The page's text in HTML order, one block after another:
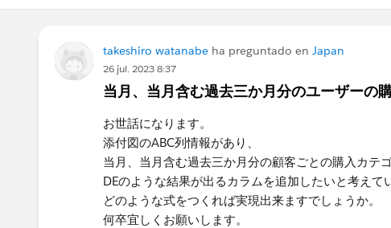
takeshiro watanabe ha preguntado en Japan
26 jul. 2023 8:37
当月、当月含む過去三か月分のユーザーの
お世話になります。
添付図のABC列情報があり、
当月、当月含む過去三か月分の顧客ごとの購入カテ
DEのような結果が出るカラムを追加したいと考えて
どのような式をつくれば実現出来ますでしょうか。
何卒宜しくお願いします。